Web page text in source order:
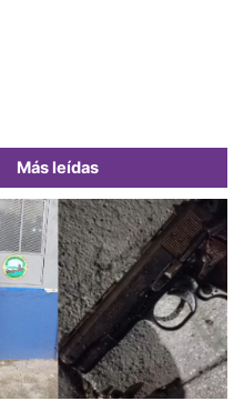
Más leídas